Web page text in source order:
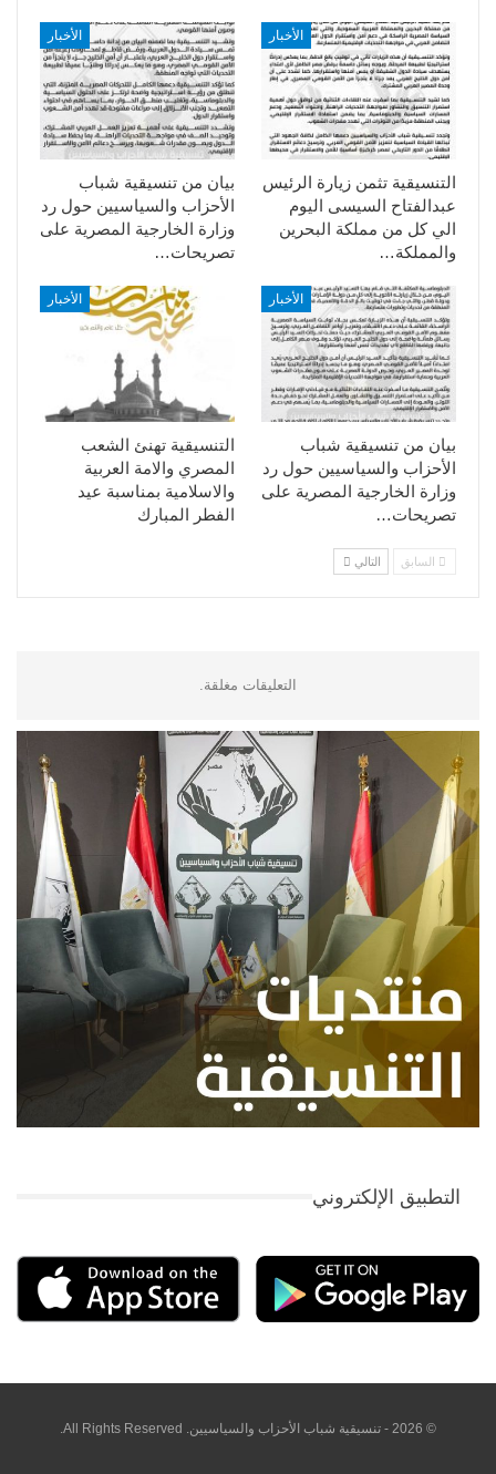
الأخبار
بيان من تنسيقية شباب
الأحزاب والسياسيين حول رد
وزارة الخارجية المصرية على
تصريحات…
الأخبار
التنسيقية تثمن زيارة الرئيس
عبدالفتاح السيسى اليوم
الي كل من مملكة البحرين
والمملكة…
الأخبار
التنسيقية تهنئ الشعب
المصري والامة العربية
والاسلامية بمناسبة عيد
الفطر المبارك
الأخبار
بيان من تنسيقية شباب
الأحزاب والسياسيين حول رد
وزارة الخارجية المصرية على
تصريحات…
السابق التالي
التعليقات مغلقة.
التطبيق الإلكتروني
© 2026 - تنسيقية شباب الأحزاب والسياسيين. All Rights Reserved.